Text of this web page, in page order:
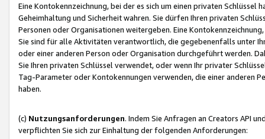
Eine Kontokennzeichnung, bei der es sich um einen privaten
Geheimhaltung und Sicherheit wahren. Sie dürfen Ihren privaten
Personen oder Organisationen weitergeben. Eine
Sie sind für alle Aktivitäten verantwortlich, die gegebenenfalls unter
oder einer anderen Person oder Organisation durchgeführt werden.
Sie Ihren privaten Schlüssel verwendet, oder wenn Ihr privater
Tag-Parameter oder Kontokennungen verwenden, die einer anderen
haben.
(c) Nutzungsanforderungen. Indem Sie Anfragen an Creators API
verpflichten Sie sich zur Einhaltung der folgenden Anforderungen: